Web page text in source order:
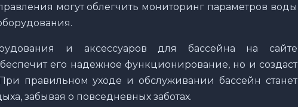
могут облегчить мониторинг параметров воды
и аксессуаров для бассейна на сайте
его надежное функционирование, но и создаст
правильном уходе и обслуживании бассейн станет
забывая о повседневных заботах.